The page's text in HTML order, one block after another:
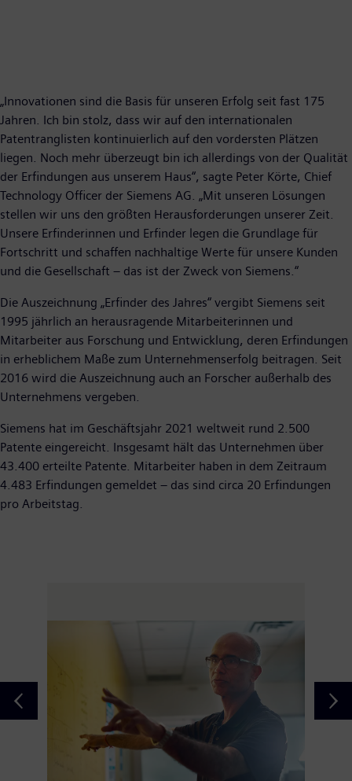
„Innovationen sind die Basis für unseren Erfolg seit fast 175
Jahren. Ich bin stolz, dass wir auf den internationalen
Patentranglisten kontinuierlich auf den vordersten Plätzen
liegen. Noch mehr überzeugt bin ich allerdings von der Qualität
der Erfindungen aus unserem Haus“, sagte Peter Körte, Chief
Technology Officer der Siemens AG. „Mit unseren Lösungen
stellen wir uns den größten Herausforderungen unserer Zeit.
Unsere Erfinderinnen und Erfinder legen die Grundlage für
Fortschritt und schaffen nachhaltige Werte für unsere Kunden
und die Gesellschaft – das ist der Zweck von Siemens.“
Die Auszeichnung „Erfinder des Jahres“ vergibt Siemens seit
1995 jährlich an herausragende Mitarbeiterinnen und
Mitarbeiter aus Forschung und Entwicklung, deren Erfindungen
in erheblichem Maße zum Unternehmenserfolg beitragen. Seit
2016 wird die Auszeichnung auch an Forscher außerhalb des
Unternehmens vergeben.
Siemens hat im Geschäftsjahr 2021 weltweit rund 2.500
Patente eingereicht. Insgesamt hält das Unternehmen über
43.400 erteilte Patente. Mitarbeiter haben in dem Zeitraum
4.483 Erfindungen gemeldet – das sind circa 20 Erfindungen
pro Arbeitstag.